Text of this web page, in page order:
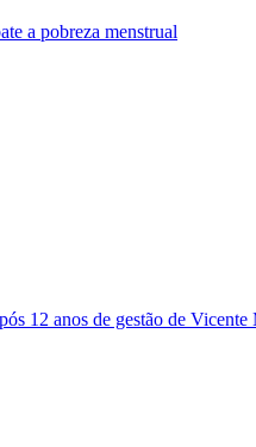
a pobreza menstrual
12 anos de gestão de Vicente